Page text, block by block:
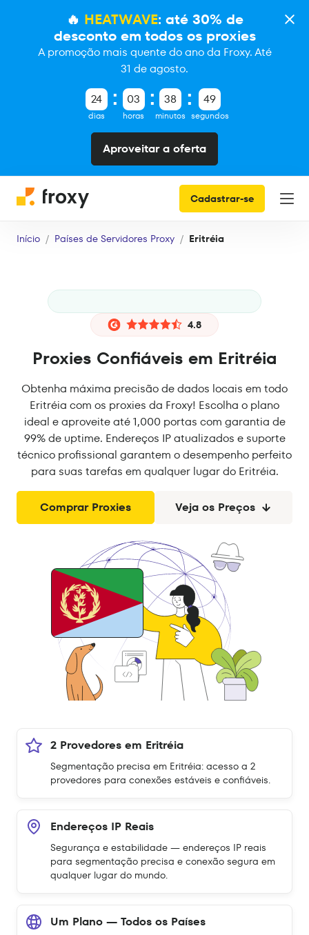
🔥 HEATWAVE: até 30% de
desconto em todos os proxies
A promoção mais quente do ano da Froxy. Até
31 de agosto.
24
dias
03
horas
38
minutos
49
segundos
Aproveitar a oferta
Cadastrar-se
Início Países de Servidores Proxy Eritréia
4.8
Proxies Confiáveis em Eritréia
Obtenha máxima precisão de dados locais em todo
Eritréia com os proxies da Froxy! Escolha o plano
ideal e aproveite até 1,000 portas com garantia de
99% de uptime. Endereços IP atualizados e suporte
técnico profissional garantem o desempenho perfeito
para suas tarefas em qualquer lugar do Eritréia.
Comprar Proxies Veja os Preços
2 Provedores em Eritréia
Segmentação precisa em Eritréia: acesso a 2
provedores para conexões estáveis e confiáveis.
Endereços IP Reais
Segurança e estabilidade — endereços IP reais
para segmentação precisa e conexão segura em
qualquer lugar do mundo.
Um Plano — Todos os Países